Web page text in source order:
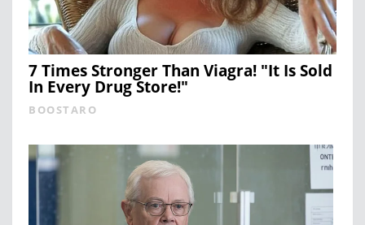
7 Times Stronger Than Viagra! "It Is Sold
In Every Drug Store!"
BOOSTARO